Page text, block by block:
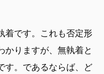
着です。これも否定形
かりますが、無執着と
す。であるならば、ど